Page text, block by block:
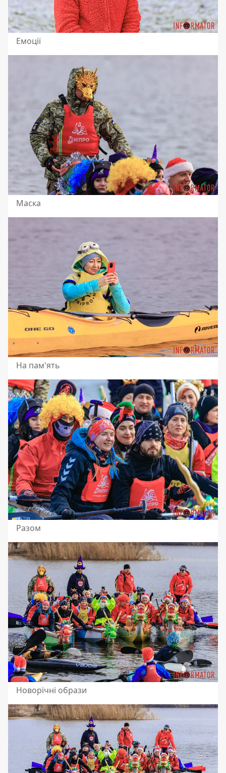
Емоції
Маска
На пам'ять
Разом
Новорічні образи